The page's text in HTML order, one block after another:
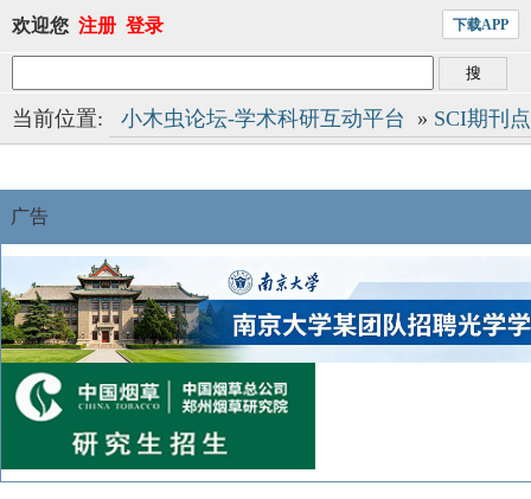
欢迎您 注册 登录 下载APP
当前位置: 小木虫论坛-学术科研互动平台 » SCI期刊
广告